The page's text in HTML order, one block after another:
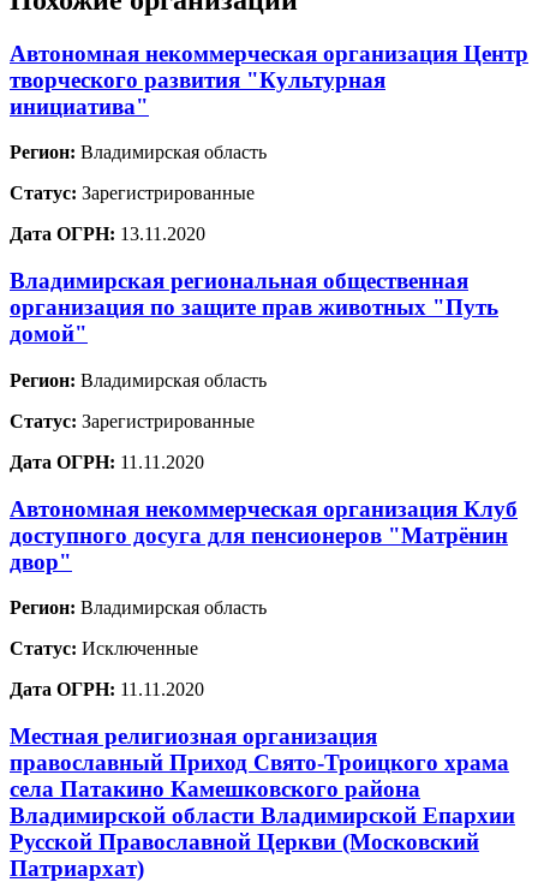
Автономная некоммерческая организация Центр
творческого развития "Культурная
инициатива"
Регион: Владимирская область
Статус: Зарегистрированные
Дата ОГРН: 13.11.2020
Владимирская региональная общественная
организация по защите прав животных "Путь
домой"
Регион: Владимирская область
Статус: Зарегистрированные
Дата ОГРН: 11.11.2020
Автономная некоммерческая организация Клуб
доступного досуга для пенсионеров "Матрёнин
двор"
Регион: Владимирская область
Статус: Исключенные
Дата ОГРН: 11.11.2020
Местная религиозная организация
православный Приход Свято-Троицкого храма
села Патакино Камешковского района
Владимирской области Владимирской Епархии
Русской Православной Церкви (Московский
Патриархат)